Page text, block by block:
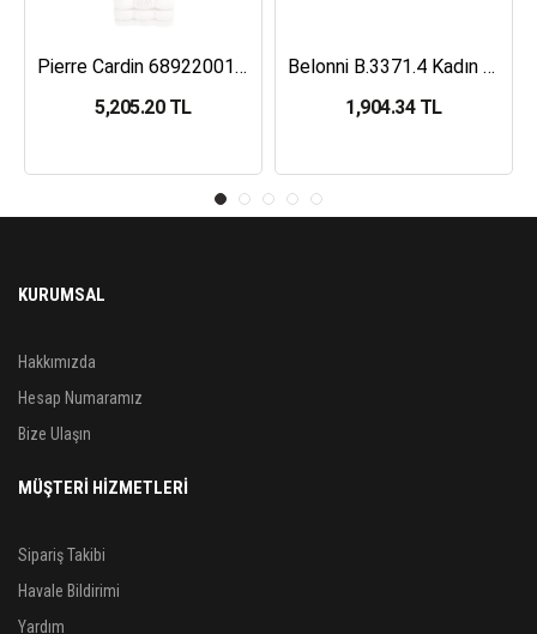
Pierre Cardin 68922001 Kadın Kol Saati
5,205.20 TL
Belonni B.3371.4 Kadın Kol Saati
1,904.34 TL
KURUMSAL
Hakkımızda
Hesap Numaramız
Bize Ulaşın
MÜŞTERİ HİZMETLERİ
Sipariş Takibi
Havale Bildirimi
Yardım